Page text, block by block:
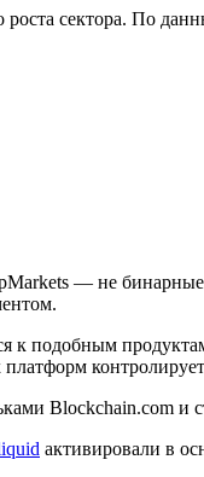
роста сектора. По
— не
к подобным
контролирует
Blockchain.com
активировали в